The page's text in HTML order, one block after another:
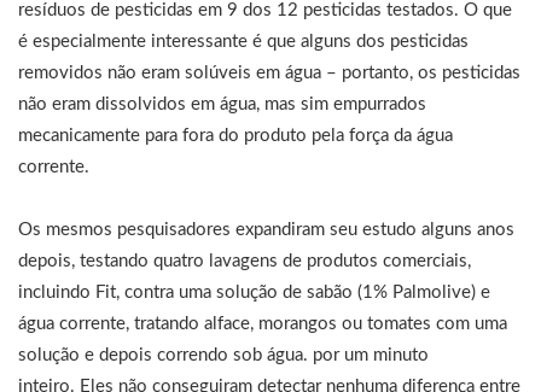
resíduos de pesticidas em 9 dos 12 pesticidas testados. O que
é especialmente interessante é que alguns dos pesticidas
removidos não eram solúveis em água – portanto, os pesticidas
não eram dissolvidos em água, mas sim empurrados
mecanicamente para fora do produto pela força da água
corrente.
Os mesmos pesquisadores expandiram seu estudo alguns anos
depois, testando quatro lavagens de produtos comerciais,
incluindo Fit, contra uma solução de sabão (1% Palmolive) e
água corrente, tratando alface, morangos ou tomates com uma
solução e depois correndo sob água. por um minuto
inteiro. Eles não conseguiram detectar nenhuma diferença entre